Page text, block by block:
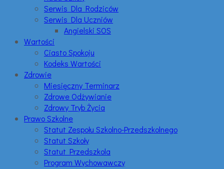
Serwis Dla Rodziców
Serwis Dla Uczniów
Angielski SOS
Wartości
Ciasto Spokoju
Kodeks Wartości
Zdrowie
Miesięczny Terminarz
Zdrowe Odżywianie
Zdrowy Tryb Życia
Prawo Szkolne
Statut Zespołu Szkolno-Przedszkolnego
Statut Szkoły
Statut Przedszkola
Program Wychowawczy